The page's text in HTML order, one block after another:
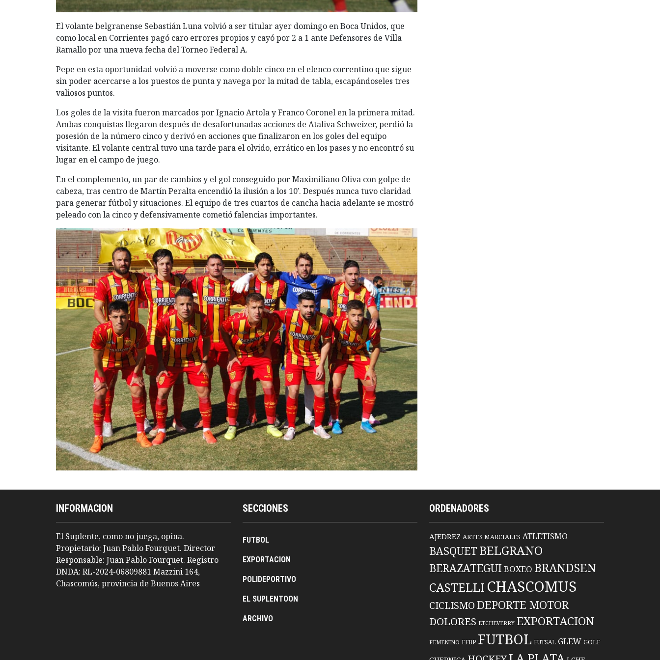
El volante belgranense Sebastián Luna volvió a ser titular ayer domingo en Boca Unidos, que
como local en Corrientes pagó caro errores propios y cayó por 2 a 1 ante Defensores de Villa
Ramallo por una nueva fecha del Torneo Federal A.
Pepe en esta oportunidad volvió a moverse como doble cinco en el elenco correntino que sigue
sin poder acercarse a los puestos de punta y navega por la mitad de tabla, escapándoseles tres
valiosos puntos.
Los goles de la visita fueron marcados por Ignacio Artola y Franco Coronel en la primera mitad.
Ambas conquistas llegaron después de desafortunadas acciones de Ataliva Schweizer, perdió la
posesión de la número cinco y derivó en acciones que finalizaron en los goles del equipo
visitante. El volante central tuvo una tarde para el olvido, errático en los pases y no encontró su
lugar en el campo de juego.
En el complemento, un par de cambios y el gol conseguido por Maximiliano Oliva con golpe de
cabeza, tras centro de Martín Peralta encendió la ilusión a los 10′. Después nunca tuvo claridad
para generar fútbol y situaciones. El equipo de tres cuartos de cancha hacia adelante se mostró
peleado con la cinco y defensivamente cometió falencias importantes.
INFORMACION
El Suplente, como no juega, opina.
Propietario: Juan Pablo Fourquet. Director
Responsable: Juan Pablo Fourquet. Registro
DNDA: RL-2024-06809881 Mazzini 164,
Chascomús, provincia de Buenos Aires
SECCIONES
FUTBOL
EXPORTACION
POLIDEPORTIVO
EL SUPLENTOON
ARCHIVO
ORDENADORES
AJEDREZ ARTES MARCIALES ATLETISMO
BASQUET BELGRANO
BERAZATEGUIBOXEO BRANDSEN
CASTELLI CHASCOMUS
CICLISMO DEPORTE MOTOR
DOLORES ETCHEVERRY EXPORTACION
FEMENINO FFBP FUTBOL FUTSAL GLEW GOLF